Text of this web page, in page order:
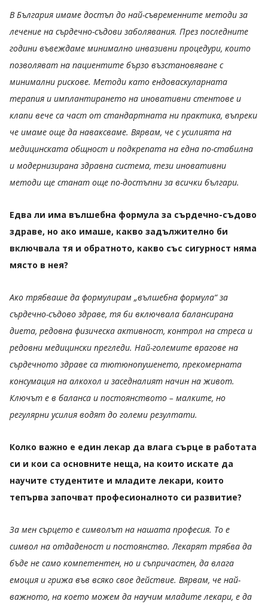
В България имаме достъп до най-съвременните методи за
лечение на сърдечно-съдови заболявания. През последните
години въвеждаме минимално инвазивни процедури, които
позволяват на пациентите бързо възстановяване с
минимални рискове. Методи като ендоваскуларната
терапия и имплантирането на иновативни стентове и
клапи вече са част от стандартната ни практика, въпреки
че имаме още да наваксваме. Вярвам, че с усилията на
медицинската общност и подкрепата на една по-стабилна
и модернизирана здравна система, тези иновативни
методи ще станат още по-достъпни за всички българи.
Едва ли има вълшебна формула за сърдечно-съдово
здраве, но ако имаше, какво задължително би
включвала тя и обратното, какво със сигурност няма
място в нея?
Ако трябваше да формулирам „вълшебна формула“ за
сърдечно-съдово здраве, тя би включвала балансирана
диета, редовна физическа активност, контрол на стреса и
редовни медицински прегледи. Най-големите врагове на
сърдечното здраве са тютюнопушенето, прекомерната
консумация на алкохол и заседналият начин на живот.
Ключът е в баланса и постоянството – малките, но
регулярни усилия водят до големи резултати.
Колко важно е един лекар да влага сърце в работата
си и кои са основните неща, на които искате да
научите студентите и младите лекари, които
тепърва започват професионалното си развитие?
За мен сърцето е символът на нашата професия. То е
символ на отдаденост и постоянство. Лекарят трябва да
бъде не само компетентен, но и съпричастен, да влага
емоция и грижа във всяко свое действие. Вярвам, че най-
важното, на което можем да научим младите лекари, е да